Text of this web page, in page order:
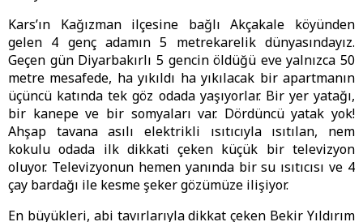
Kars’ın Kağızman ilçesine bağlı Akçakale köyünden
gelen 4 genç adamın 5 metrekarelik dünyasındayız.
Geçen gün Diyarbakırlı 5 gencin öldüğü eve yalnızca 50
metre mesafede, ha yıkıldı ha yıkılacak bir apartmanın
üçüncü katında tek göz odada yaşıyorlar. Bir yer yatağı,
bir kanepe ve bir somyaları var. Dördüncü yatak yok!
Ahşap tavana asılı elektrikli ısıtıcıyla ısıtılan, nem
kokulu odada ilk dikkati çeken küçük bir televizyon
oluyor. Televizyonun hemen yanında bir su ısıtıcısı ve 4
çay bardağı ile kesme şeker gözümüze ilişiyor.
En büyükleri, abi tavırlarıyla dikkat çeken Bekir Yıldırım